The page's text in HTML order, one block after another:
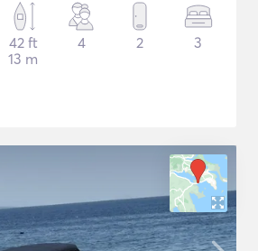
42 ft
13 m
4 2 3